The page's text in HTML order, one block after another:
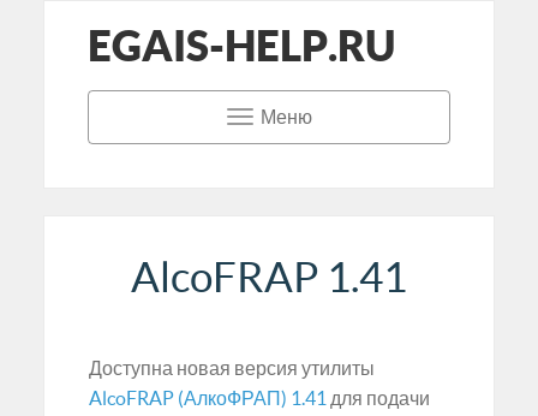
EGAIS-HELP.RU
Меню
AlcoFRAP 1.41
Доступна новая версия утилиты
AlcoFRAP (АлкоФРАП) 1.41 для подачи